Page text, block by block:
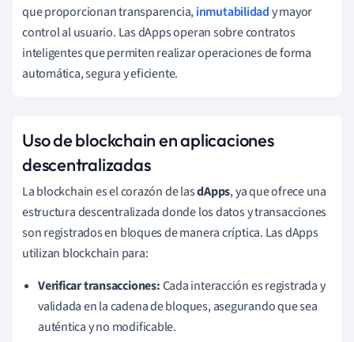
que proporcionan transparencia,inmutabilidady mayor
control al usuario. Las dApps operan sobre contratos
inteligentes que permiten realizar operaciones de forma
automática, segura y eficiente.
Uso de blockchain en aplicaciones
descentralizadas
La blockchain es el corazón de lasdApps, ya que ofrece una
estructura descentralizada donde los datos y transacciones
son registrados en bloques de manera críptica. Las dApps
utilizan blockchain para:
Verificar transacciones:Cada interacción es registrada y
validada en la cadena de bloques, asegurando que sea
auténtica y no modificable.